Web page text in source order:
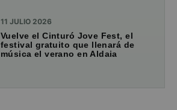
11 JULIO 2026
Vuelve el Cinturó Jove Fest, el
festival gratuito que llenará de
música el verano en Aldaia